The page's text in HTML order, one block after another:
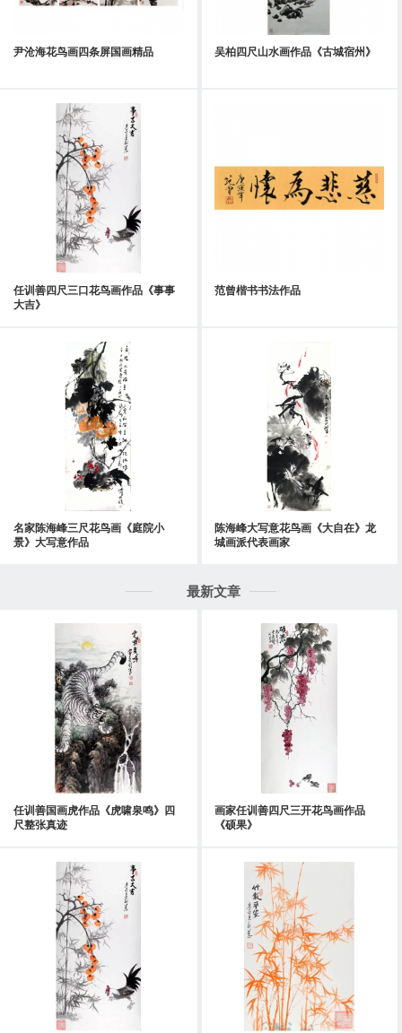
尹沧海花鸟画四条屏国画精品 吴柏四尺山水画作品《古城宿州》
任训善四尺三口花鸟画作品《事事
大吉》
范曾楷书书法作品
名家陈海峰三尺花鸟画《庭院小
景》大写意作品
陈海峰大写意花鸟画《大自在》龙
城画派代表画家
最新文章
任训善国画虎作品《虎啸泉鸣》四
尺整张真迹
画家任训善四尺三开花鸟画作品
《硕果》